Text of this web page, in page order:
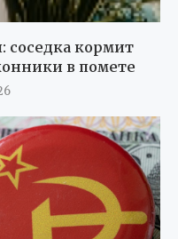
соседка кормит
в помете